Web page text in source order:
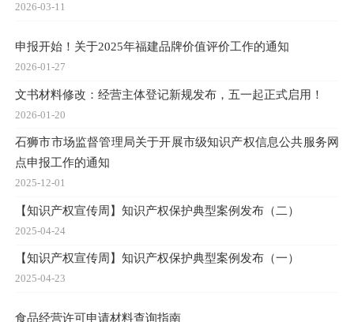
2026-03-11
申报开始！关于2025年福建品牌价值评价工作的通知
2026-01-27
文书材料修改：经营主体登记新规发布，五一起正式启用！
2026-01-20
石狮市市场监督管理局关于开展市级知识产权信息公共服务网
点申报工作的通知
2025-12-01
【知识产权宣传周】知识产权保护典型案例发布（二）
2025-04-24
【知识产权宣传周】知识产权保护典型案例发布（一）
2025-04-23
食品经营许可申请材料查询指南